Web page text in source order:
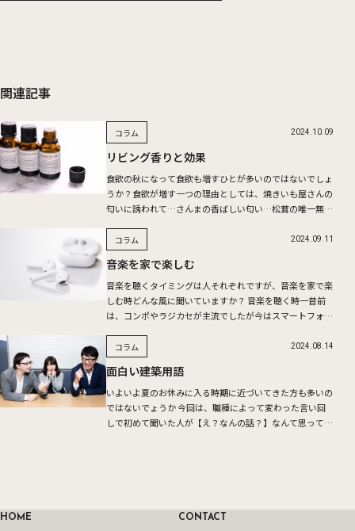
関連記事
リビング香りと効果
食欲の秋になって食欲も増すひとが多いのではないでしょ
うか？食欲が増す一つの理由としては、焼きいも屋さんの
匂いに誘われて…さんまの香ばしい匂い…松茸の唯一無二
ありさまざま […]
コラム 2024.10.09
音楽を家で楽しむ
音楽を聴くタイミングは人それぞれですが、音楽を家で楽
しむ時どんな風に聞いていますか？ 音楽を聴く時一昔前
は、コンポやラジカセが主流でしたが今はスマートフォン
ーに […]
コラム 2024.09.11
面白い建築用語
いよいよ夏のお休みに入る時期に近づいてきた方も多いの
ではないでょうか 今回は、職種によって変わった言い回
しで初めて聞いた人が【え？なんの話？】なんて思ってし
コラム 2024.08.14
HOME CONTACT